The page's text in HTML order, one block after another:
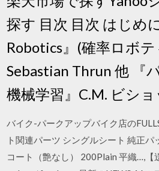
探す 目次 目次 はじめ
Robotics』(確率ロボ
Sebastian Thrun 他 『
機械学習』C.M. ビシ
バイク-パークアップバイク店の
ト関連パーツ シングルシート 純正パ
コート（艶なし） 200Plain 平織…,【